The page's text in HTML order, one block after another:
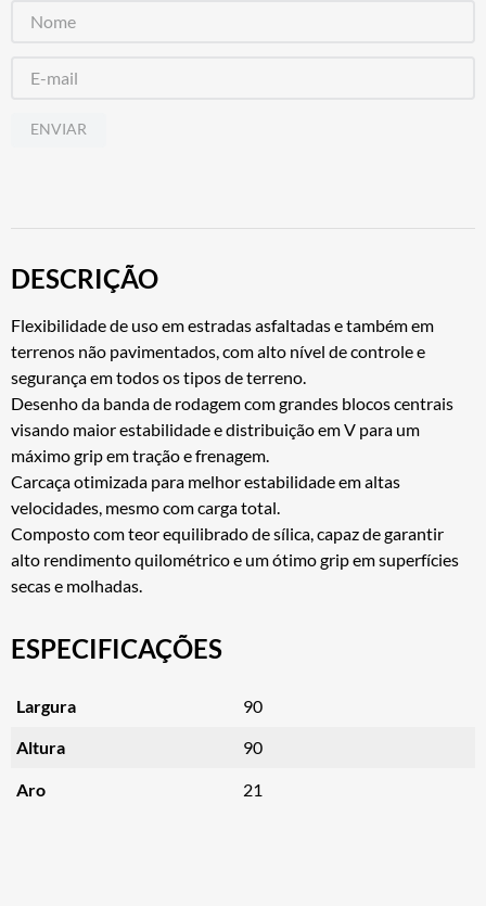
ENVIAR
DESCRIÇÃO
Flexibilidade de uso em estradas asfaltadas e também em
terrenos não pavimentados, com alto nível de controle e
segurança em todos os tipos de terreno.
Desenho da banda de rodagem com grandes blocos centrais
visando maior estabilidade e distribuição em V para um
máximo grip em tração e frenagem.
Carcaça otimizada para melhor estabilidade em altas
velocidades, mesmo com carga total.
Composto com teor equilibrado de sílica, capaz de garantir
alto rendimento quilométrico e um ótimo grip em superfícies
secas e molhadas.
ESPECIFICAÇÕES
Largura 90
Altura 90
Aro 21